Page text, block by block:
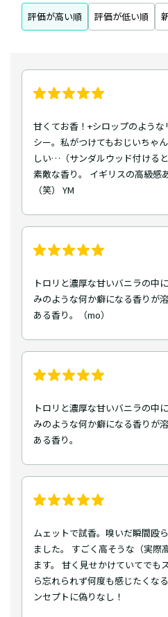
評価が高い順 評価が低い順
甘くてお香！+シロップのよう
シー。私がつけてもおじいちゃ
しい…（サンダルウッド付ける
素敵な香り。 イギリスの高級感
（笑） YM
トロリと濃厚な甘いバニラの中
みのような何か癖になる香りが
ある香り。（mo）
トロリと濃厚な甘いバニラの中
みのような何か癖になる香りが
ある香り。
ムェットで試香。嗅いだ瞬間殴
ました。 すごく高そうな（実際
ます。 甘く見せかけていてでも
ら忘れられず何度も感じたくな
ンセプトに偽りなし！